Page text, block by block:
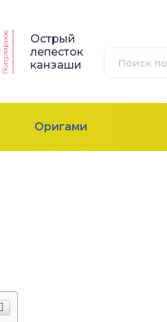
Популярное
Острый
лепесток
канзаши
Оригами